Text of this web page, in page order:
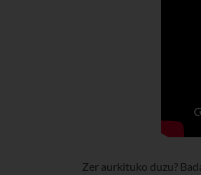
Zer aurkituko duzu?